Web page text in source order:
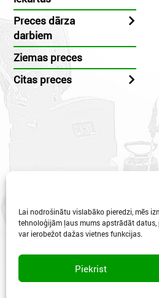
Lai nodrošinātu vislabāko pieredzi, mēs
tehnoloģijām ļaus mums apstrādāt
var ierobežot dažas vietnes funkcijas.
Piekrist
Preces dārza
darbiem
Ziemas preces
Citas preces